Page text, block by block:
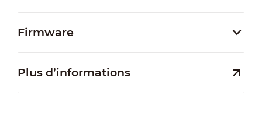
Firmware
Plus d’informations